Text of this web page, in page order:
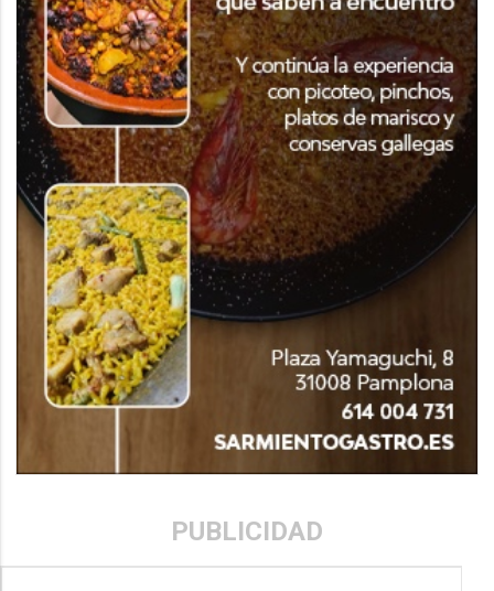
PUBLICIDAD